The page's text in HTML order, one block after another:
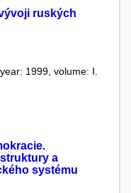
ruských
1999, volume: I.
a
systému